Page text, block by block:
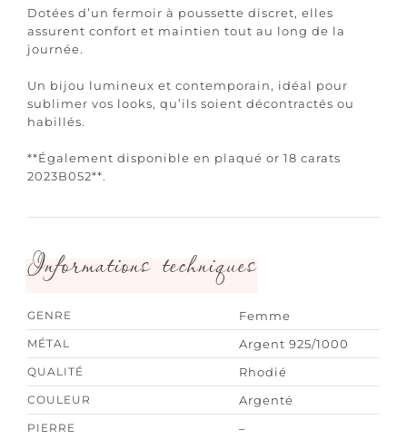
Dotées d’un fermoir à poussette discret, elles
assurent confort et maintien tout au long de la
journée.
Un bijou lumineux et contemporain, idéal pour
sublimer vos looks, qu’ils soient décontractés ou
habillés.
**Également disponible en plaqué or 18 carats
2023B052**.
Informations techniques
GENRE Femme
MÉTAL Argent 925/1000
QUALITÉ Rhodié
COULEUR Argenté
PIERRE –